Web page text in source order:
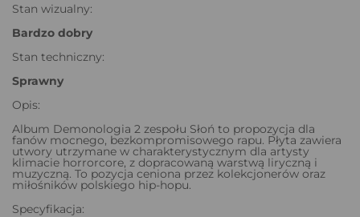
Stan wizualny:
Bardzo dobry
Stan techniczny:
Sprawny
Opis:
Album Demonologia 2 zespołu Słoń to propozycja dla
fanów mocnego, bezkompromisowego rapu. Płyta zawiera
utwory utrzymane w charakterystycznym dla artysty
klimacie horrorcore, z dopracowaną warstwą liryczną i
muzyczną. To pozycja ceniona przez kolekcjonerów oraz
miłośników polskiego hip-hopu.
Specyfikacja: